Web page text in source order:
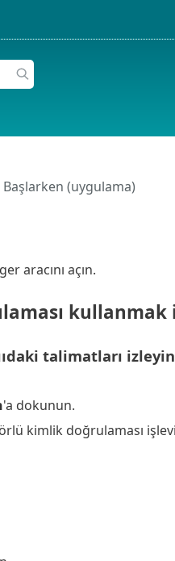
(uygulama)
aracını açın.
talimatları
'a dokunun.
kimlik doğrulaması